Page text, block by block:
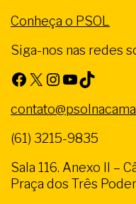
Conheça o PSOL
Siga-nos nas redes
Facebook X Instagram Youtube TikTok
(61) 3215-9835
Sala 116. Anexo II –
Praça dos Três